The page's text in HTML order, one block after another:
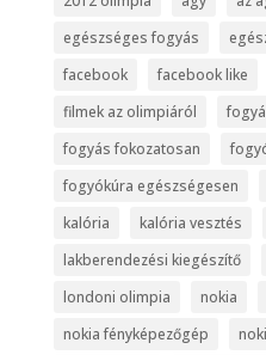
egészséges fogyás
facebook
facebook like
filmek az olimpiáról
fogyás fokozatosan
fogyókúra egészségesen
kalória
kalória vesztés
lakberendezési kiegészítő
londoni olimpia
nokia
nokia fényképezőgép